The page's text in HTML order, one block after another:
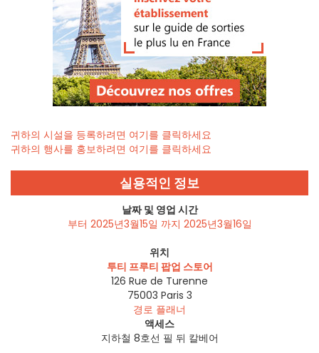
귀하의 시설을 등록하려면 여기를 클릭하세요
귀하의 행사를 홍보하려면 여기를 클릭하세요
실용적인 정보
날짜 및 영업 시간
부터 2025년3월15일 까지 2025년3월16일
위치
투티 프루티 팝업 스토어
126 Rue de Turenne
75003 Paris 3
경로 플래너
액세스
지하철 8호선 필 뒤 칼베어